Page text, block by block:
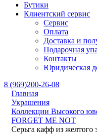
Бутики
Клиентский сервис
Сервис
Оплата
Доставка и
Подарочная
Контакты
Юридическая
8 (969)200-26-08
Главная
Украшения
Коллекции Высокого
FORGET ME NOT
Серьга кафф из желтого